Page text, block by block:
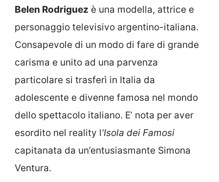
Belen Rodriguez è una modella, attrice e
personaggio televisivo argentino-italiana.
Consapevole di un modo di fare di grande
carisma e unito ad una parvenza
particolare si trasferì in Italia da
adolescente e divenne famosa nel mondo
dello spettacolo italiano. E’ nota per aver
esordito nel reality l‘Isola dei Famosi
capitanata da un’entusiasmante Simona
Ventura.